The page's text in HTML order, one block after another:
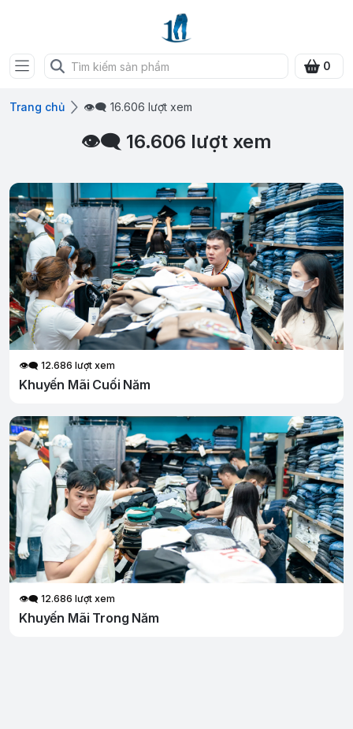
0
Trang chủ 👁‍🗨 16.606 lượt xem
👁‍🗨 16.606 lượt xem
👁‍🗨 12.686 lượt xem
Khuyến Mãi Cuối Năm
👁‍🗨 12.686 lượt xem
Khuyến Mãi Trong Năm